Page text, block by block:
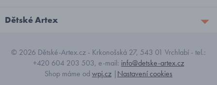
Dětské Artex
© 2026 Dětské-Artex.cz - Krkonošská 27, 543 01 Vrchlabí - tel.:
+420 604 203 503, e-mail: info@detske-artex.cz
Shop máme od wpj.cz |Nastavení cookies